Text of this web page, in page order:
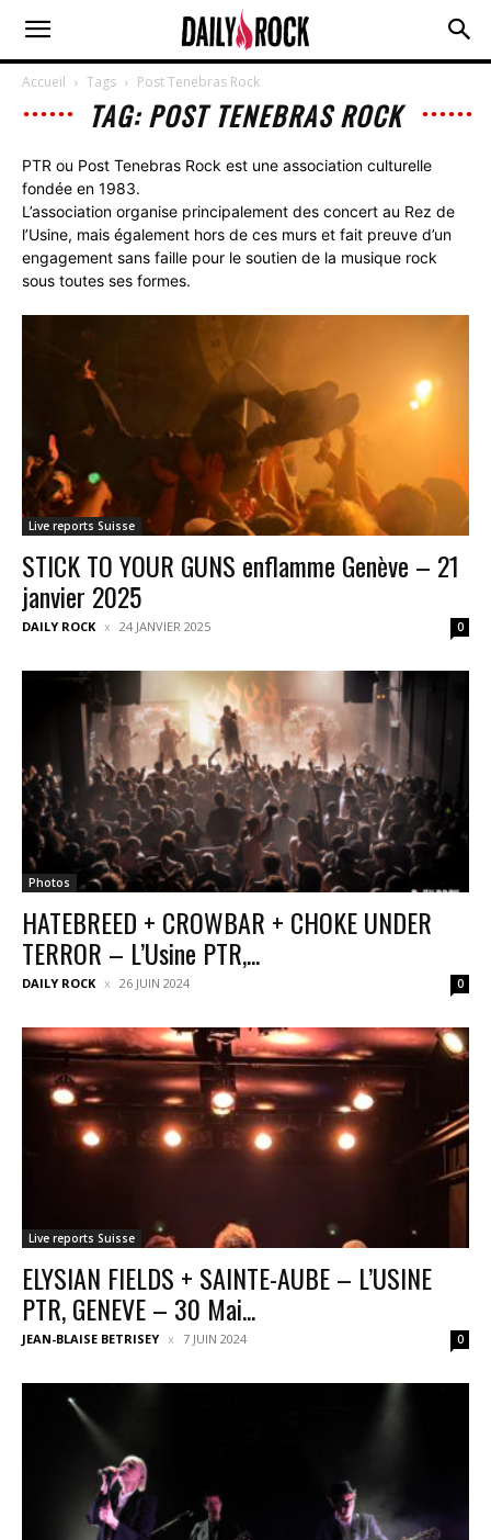
Accueil Tags Post Tenebras Rock
TAG: POST TENEBRAS ROCK
PTR ou Post Tenebras Rock est une association culturelle
fondée en 1983.
L’association organise principalement des concert au Rez de
l’Usine, mais également hors de ces murs et fait preuve d’un
engagement sans faille pour le soutien de la musique rock
sous toutes ses formes.
Live reports Suisse
STICK TO YOUR GUNS enflamme Genève – 21
janvier 2025
DAILY ROCK 24 JANVIER 2025 0
Photos
HATEBREED + CROWBAR + CHOKE UNDER
TERROR – L’Usine PTR,...
DAILY ROCK 26 JUIN 2024 0
Live reports Suisse
ELYSIAN FIELDS + SAINTE-AUBE – L’USINE
PTR, GENEVE – 30 Mai...
JEAN-BLAISE BETRISEY 7 JUIN 2024 0